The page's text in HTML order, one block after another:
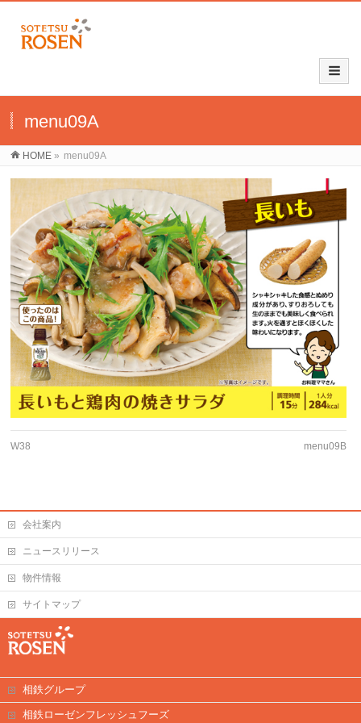
menu09A
HOME » menu09A
W38 menu09B
会社案内
ニュースリリース
物件情報
サイトマップ
相鉄グループ
相鉄ローゼンフレッシュフーズ